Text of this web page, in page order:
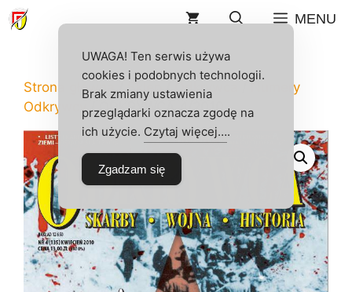
Przejdź
do
MENU
Strona główna/ Sklep / Odkrywca
Numery
Odkrywcy/ ODKRYWCA 4/2010
UWAGA! Ten serwis używa
cookies i podobnych technologii.
Brak zmiany ustawienia
przeglądarki oznacza zgodę na
ich użycie. Czytaj więcej….
Zgadzam się